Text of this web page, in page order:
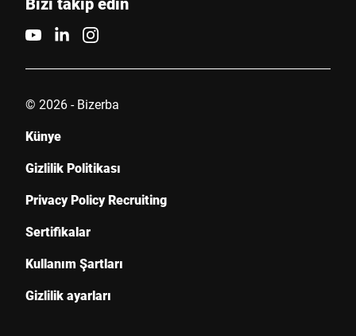
E-mail *
Telefon
Seri Numarası
Bize mesajınız *
© 2026 - Bizerba
Künye
Gizlilik Politikası
Privacy Policy Recruiting
Sertifikalar
Kullanım Şartları
Gizlilik ayarları